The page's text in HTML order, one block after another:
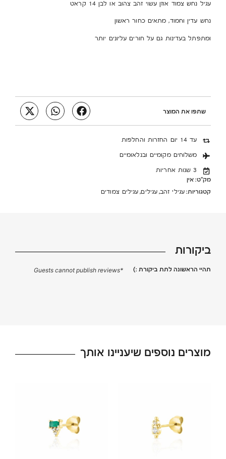
עגיל נחש צמוד אוזן עשוי זהב צהוב או לבן 14 קראט
נחש עדין וחמוד, מתאים כחור ראשון
ומתפתל בעדינות גם על חורים עליונים יותר
שתפו את המוצר
עד 14 יום החזרות והחלפות
משלוחים מקומיים ובנלאומיים
3 שנות אחריות
מק"ט: אין
קטגוריות: עגילי זהב, עגילים, עגילים צמודים
ביקורות
תהיי הראשונה לתת ביקורת :) *Guests cannot publish reviews
מוצרים נוספים שיעניינו אותך